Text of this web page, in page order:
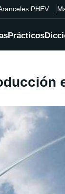
PHEV
Prácticos